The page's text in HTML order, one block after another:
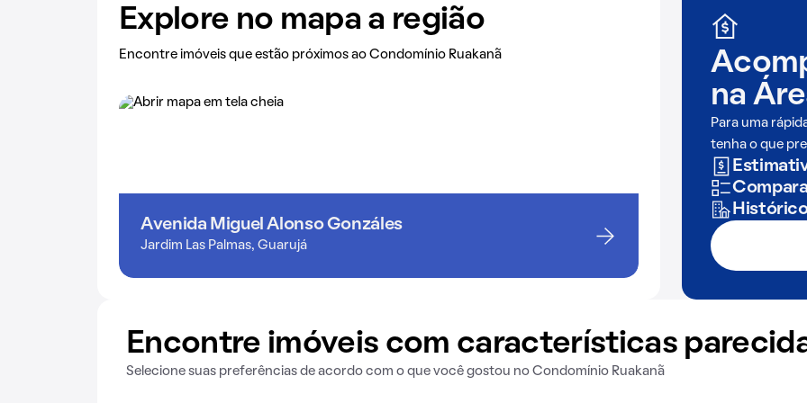
Explore no mapa a região
Encontre imóveis que estão próximos ao Condomínio Ruakanã
Avenida Miguel Alonso Gonzáles
Jardim Las Palmas, Guarujá
na
Para uma
tenha o que
Encontre imóveis com características
Selecione suas preferências de acordo com o que você gostou no Condomínio Ruakanã